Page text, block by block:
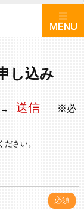
し込み
→ 送信 ※必
ださい。
必須